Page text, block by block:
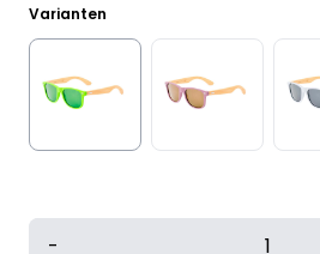
Varianten
Zonnebril
-